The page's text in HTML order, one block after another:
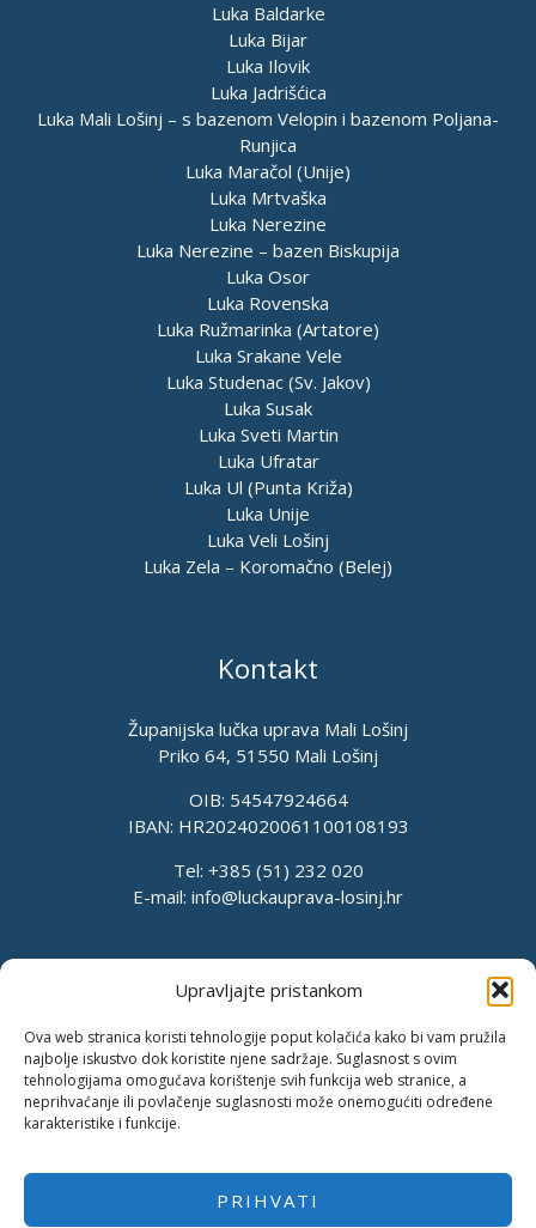
Upravljajte pristankom
Ova web stranica koristi tehnologije poput kolačića kako bi vam pružila
najbolje iskustvo dok koristite njene sadržaje. Suglasnost s ovim
tehnologijama omogućava korištenje svih funkcija web stranice, a
neprihvaćanje ili povlačenje suglasnosti može onemogućiti određene
karakteristike i funkcije.
PRIHVATI
Luka Baldarke
Luka Bijar
Luka Ilovik
Luka Jadrišćica
Luka Mali Lošinj – s bazenom Velopin i bazenom Poljana-
Runjica
Luka Maračol (Unije)
Luka Mrtvaška
Luka Nerezine
Luka Nerezine – bazen Biskupija
Luka Osor
Luka Rovenska
Luka Ružmarinka (Artatore)
Luka Srakane Vele
Luka Studenac (Sv. Jakov)
Luka Susak
Luka Sveti Martin
Luka Ufratar
Luka Ul (Punta Križa)
Luka Unije
Luka Veli Lošinj
Luka Zela – Koromačno (Belej)
Kontakt
Županijska lučka uprava Mali Lošinj
Priko 64, 51550 Mali Lošinj
OIB: 54547924664
IBAN: HR2024020061100108193
Tel: +385 (51) 232 020
E-mail: info@luckauprava-losinj.hr
Pravila o privatnosti